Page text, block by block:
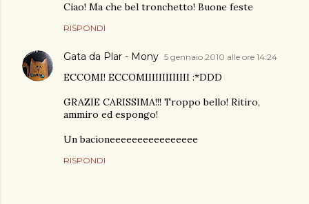
Ciao! Ma che bel tronchetto! Buone feste
RISPONDI
Gata da Plar - Mony 5 gennaio 2010 alle ore 14:24
ECCOMI! ECCOMIIIIIIIIIIIII :*DDD
GRAZIE CARISSIMA!!! Troppo bello! Ritiro,
ammiro ed espongo!
Un bacioneeeeeeeeeeeeeeee
RISPONDI